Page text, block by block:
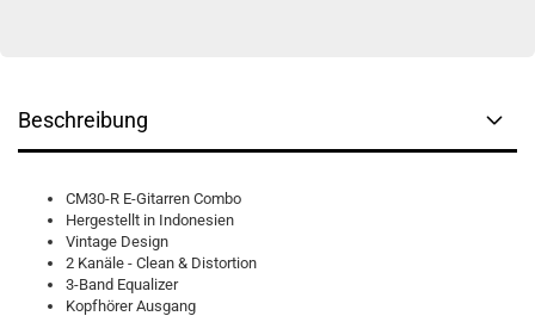
Beschreibung
CM30-R E-Gitarren Combo
Hergestellt in Indonesien
Vintage Design
2 Kanäle - Clean & Distortion
3-Band Equalizer
Kopfhörer Ausgang